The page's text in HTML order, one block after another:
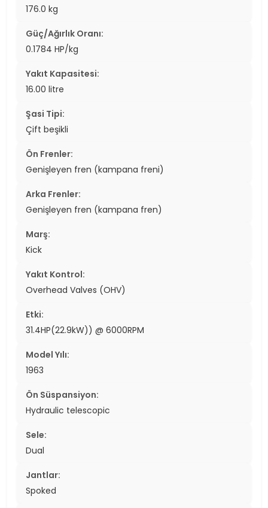
176.0 kg
Güç/Ağırlık Oranı:
0.1784 HP/kg
Yakıt Kapasitesi:
16.00 litre
Şasi Tipi:
Çift beşikli
Ön Frenler:
Genişleyen fren (kampana freni)
Arka Frenler:
Genişleyen fren (kampana fren)
Marş:
Kick
Yakıt Kontrol:
Overhead Valves (OHV)
Etki:
31.4HP(22.9kW)) @ 6000RPM
Model Yılı:
1963
Ön Süspansiyon:
Hydraulic telescopic
Sele:
Dual
Jantlar:
Spoked